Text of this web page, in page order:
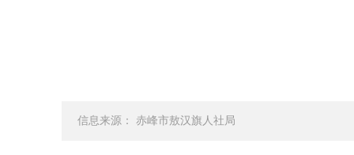
信息来源： 赤峰市敖汉旗人社局